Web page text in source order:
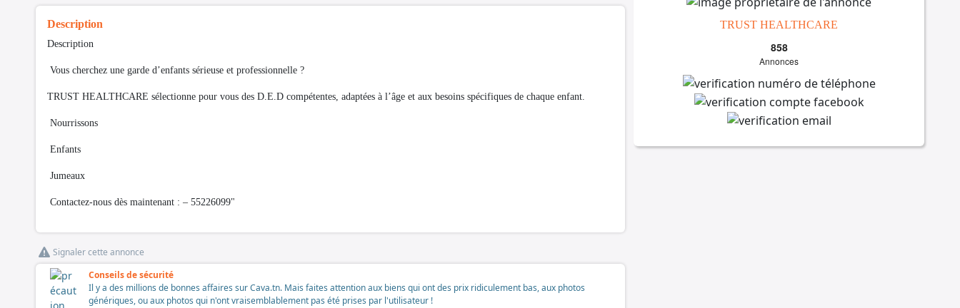
Description
Description
Vous cherchez une garde d’enfants sérieuse et professionnelle ?
TRUST HEALTHCARE sélectionne pour vous des D.E.D compétentes, adaptées à l’âge et aux besoins spécifiques de chaque enfant.
Nourrissons
Enfants
Jumeaux
Contactez-nous dès maintenant : – 55226099"
Signaler cette annonce
Conseils de sécurité
Il y a des millions de bonnes affaires sur Cava.tn. Mais faites attention aux biens qui ont des prix ridiculement bas, aux photos
génériques, ou aux photos qui n'ont vraisemblablement pas été prises par l'utilisateur !
TRUST HEALTHCARE
858
Annonces